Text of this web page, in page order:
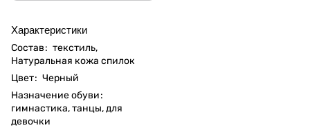
Характеристики
Состав: текстиль,
Натуральная кожа спилок
Цвет: Черный
Назначение обуви:
гимнастика, танцы, для
девочки